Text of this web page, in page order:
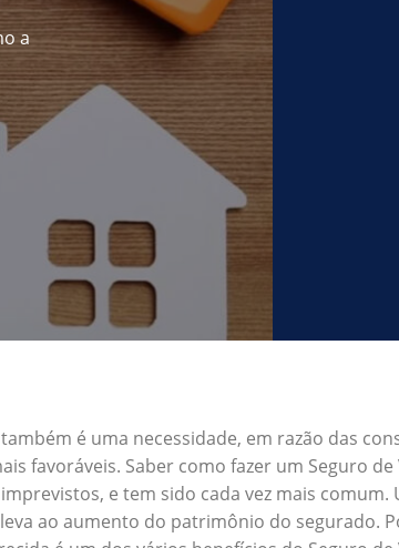
a
é uma necessidade, em razão das
favoráveis. Saber como fazer um Seguro de
e tem sido cada vez mais comum.
ao aumento do patrimônio do segurado.